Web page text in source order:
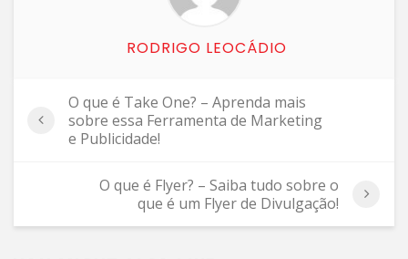
RODRIGO LEOCÁDIO
O que é Take One? – Aprenda mais
sobre essa Ferramenta de Marketing
e Publicidade!
O que é Flyer? – Saiba tudo sobre o
que é um Flyer de Divulgação!